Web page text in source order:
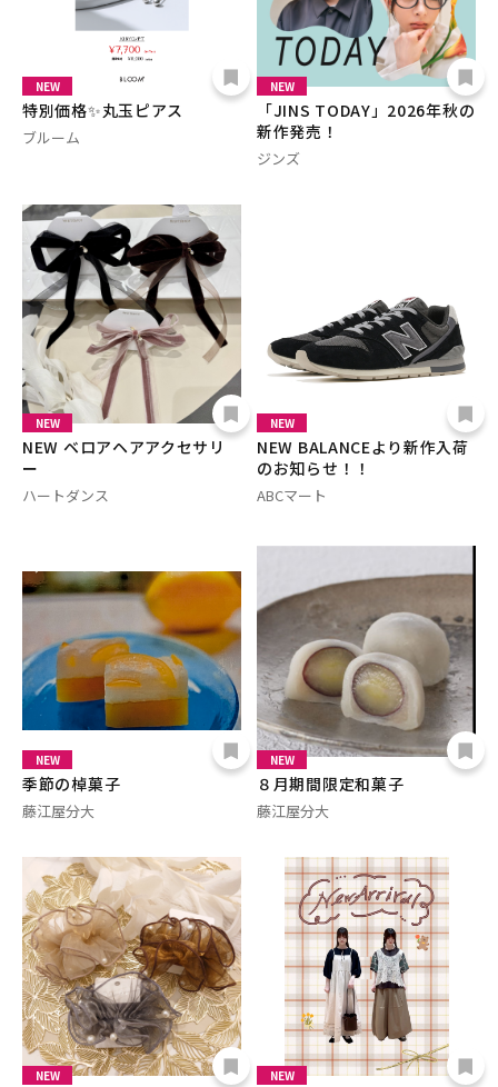
NEW
特別価格✨丸玉ピアス
ブルーム
NEW
「JINS TODAY」2026年秋の
新作発売！
ジンズ
NEW
NEW ベロアヘアアクセサリ
ー
ハートダンス
NEW
NEW BALANCEより新作入荷
のお知らせ！！
ABCマート
NEW
季節の棹菓子
藤江屋分大
NEW
８月期間限定和菓子
藤江屋分大
NEW NEW